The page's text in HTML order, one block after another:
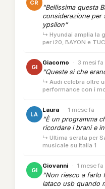
CR
“Bellissima questa
considerazione per
ypsilon”
↳ Hyundai amplia la
per i20, BAYON e
GI
Giacomo · 3 mesi fa
“Queste si che
↳ Audi celebra oltre
performance con i
LA
Laura · 1 mese fa
“È un programma
ricordare i brani e
↳ Ultima serata per
musicale su Italia 1
GI
Giovanni · 1 mese fa
“Non riesco a
lataco usb quando